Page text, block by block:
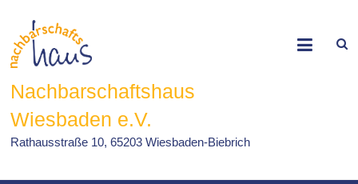
content
Nachbarschaftshaus
Wiesbaden e.V.
Rathausstraße 10, 65203 Wiesbaden-Biebrich